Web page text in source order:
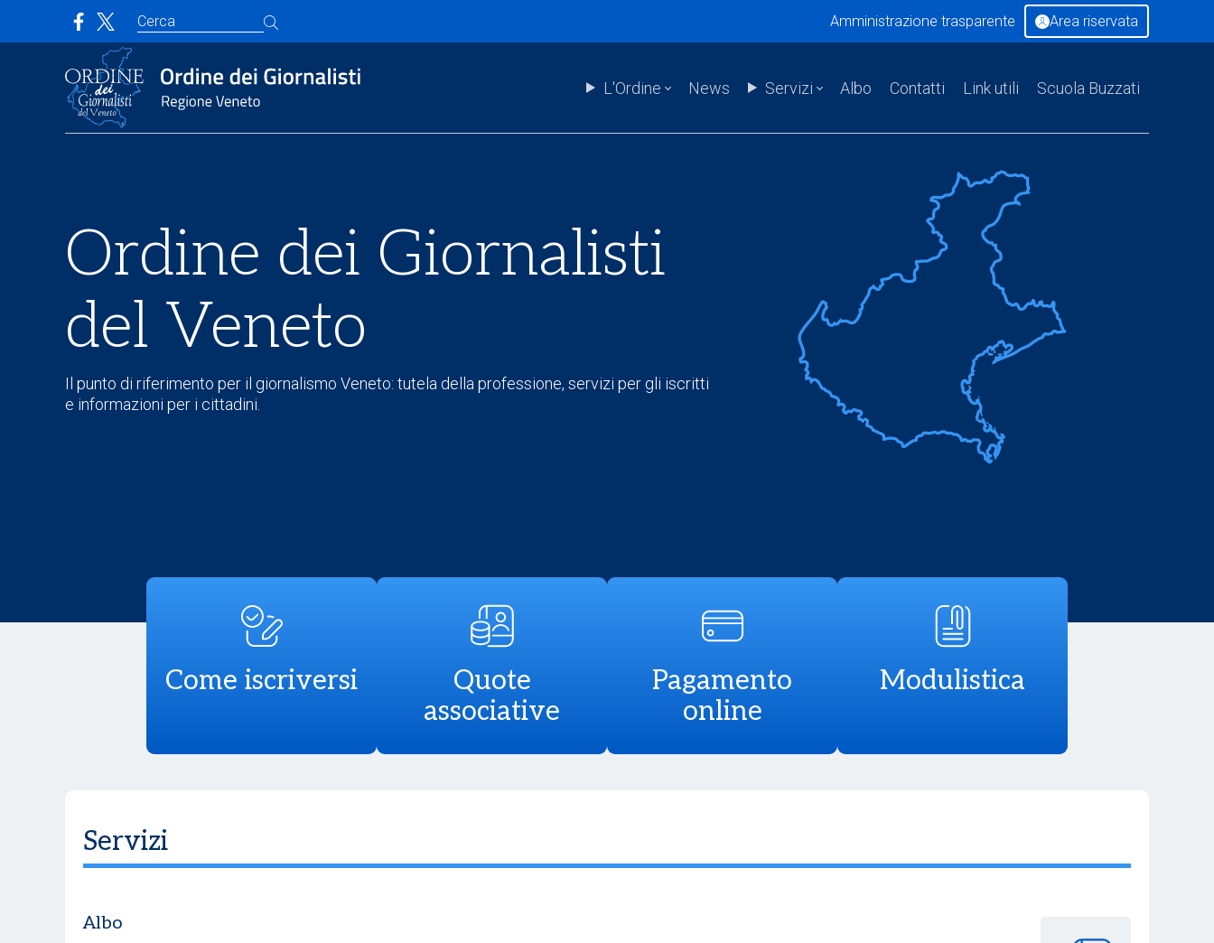
Amministrazione trasparente Area riservata
L'Ordine News Servizi Albo Contatti Link utili Scuola Buzzati
Ordine dei Giornalisti
del Veneto
Il punto di riferimento per il giornalismo Veneto: tutela della professione, servizi per gli iscritti
e informazioni per i cittadini.
Come iscriversi
Quote
associative
Pagamento
online
Modulistica
Servizi
Albo